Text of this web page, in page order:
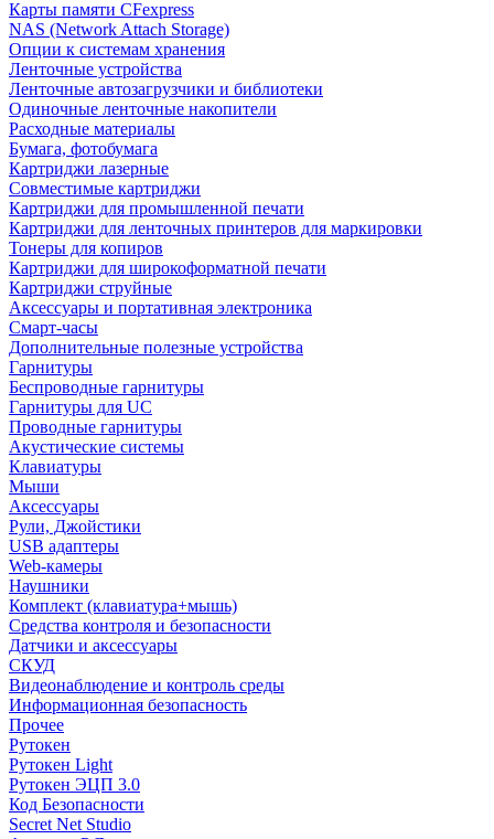
Карты памяти CFexpress
NAS (Network Attach Storage)
Опции к системам хранения
Ленточные устройства
Ленточные автозагрузчики и библиотеки
Одиночные ленточные накопители
Расходные материалы
Бумага, фотобумага
Картриджи лазерные
Совместимые картриджи
Картриджи для промышленной печати
Картриджи для ленточных принтеров для маркировки
Тонеры для копиров
Картриджи для широкоформатной печати
Картриджи струйные
Аксессуары и портативная электроника
Смарт-часы
Дополнительные полезные устройства
Гарнитуры
Беспроводные гарнитуры
Гарнитуры для UC
Проводные гарнитуры
Акустические системы
Клавиатуры
Мыши
Аксессуары
Рули, Джойстики
USB адаптеры
Web-камеры
Наушники
Комплект (клавиатура+мышь)
Средства контроля и безопасности
Датчики и аксессуары
СКУД
Видеонаблюдение и контроль среды
Информационная безопасность
Прочее
Рутокен
Рутокен Light
Рутокен ЭЦП 3.0
Код Безопасности
Secret Net Studio